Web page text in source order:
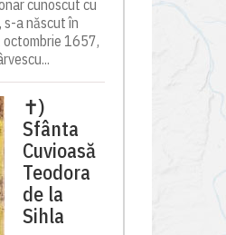
cunoscut cu
s-a născut în
octombrie 1657,
✝)
Sfânta
Cuvioasă
Teodora
de la
Sihla